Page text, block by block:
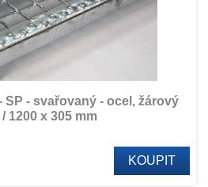
- svařovaný - ocel, žárový
1200 x 305 mm
KOUPIT